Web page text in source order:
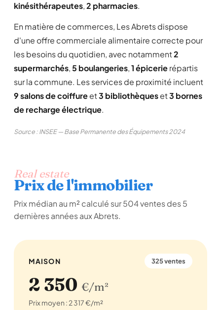
kinésithérapeutes,2 pharmacies.
En matière de commerces, Les Abrets dispose
d'une offre commerciale alimentaire correcte pour
les besoins du quotidien, avec notamment2
supermarchés,5 boulangeries,1 épicerierépartis
sur la commune. Les services de proximité incluent
9 salons de coiffureet3 bibliothèqueset3 bornes
de recharge électrique.
Source : INSEE — Base Permanente des Équipements 2024
Real estate
Prix de l'immobilier
Prix médian au m² calculé sur 504 ventes des 5
dernières années aux Abrets.
MAISON 325 ventes
2 350 €/m²
Prix moyen : 2 317 €/m²